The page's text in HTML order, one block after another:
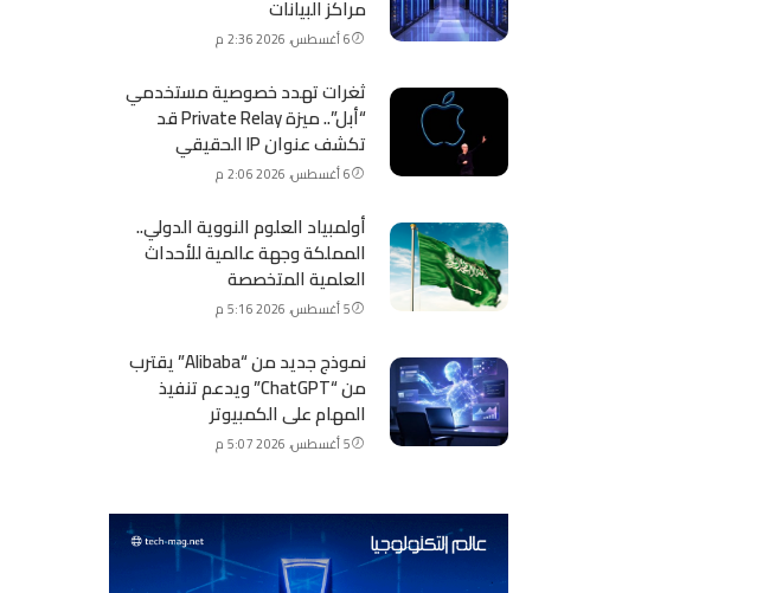
مراكز البيانات
6 أغسطس، 2026 2:36 م
ثغرات تهدد خصوصية مستخدمي
“أبل”.. ميزة Private Relay قد
تكشف عنوان IP الحقيقي
6 أغسطس، 2026 2:06 م
أولمبياد العلوم النووية الدولي..
المملكة وجهة عالمية للأحداث
العلمية المتخصصة
5 أغسطس، 2026 5:16 م
نموذج جديد من “Alibaba” يقترب
من “ChatGPT” ويدعم تنفيذ
المهام على الكمبيوتر
5 أغسطس، 2026 5:07 م